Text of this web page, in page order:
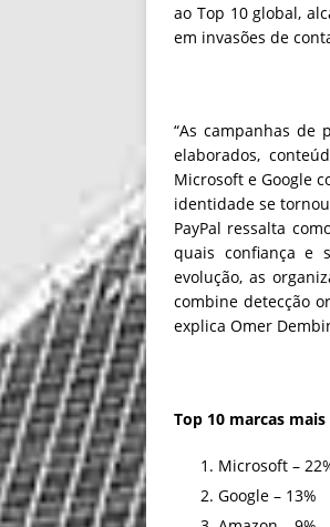
ao Top 10 global,
em invasões de
“As campanhas de
elaborados,
Microsoft e Google
identidade se
PayPal ressalta
quais confiança e
evolução, as
combine detecção
explica Omer
Top 10 marcas
Microsoft –
Google – 13%